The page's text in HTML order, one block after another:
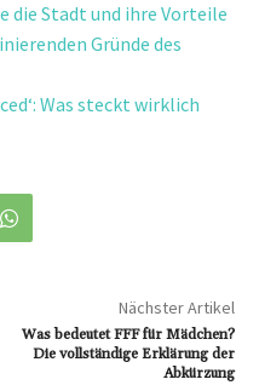
die Stadt und ihre Vorteile
Gründe des
Was steckt wirklich
Nächster Artikel
Was bedeutet FFF für Mädchen?
Die vollständige Erklärung der
Abkürzung